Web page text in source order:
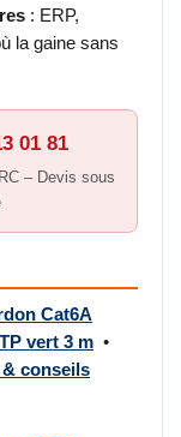
: ERP,
la gaine sans
01 81
– Devis sous
Cat6A
vert 3 m •
conseils